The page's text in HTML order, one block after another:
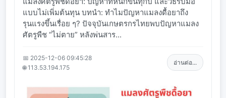
แบบไม่เพิ่มต้นทุน บทนำ: ทำไมปัญหาแมลงดื้อยาถึง
รุนแรงขึ้นเรื่อย ๆ? ปัจจุบันเกษตรกรไทยพบปัญหาแมลง
ศัตรูพืช “ไม่ตาย” หลังพ่นสาร...
📅 2025-12-06 09:45:28
🌐 113.53.194.175
อ่านต่อ...